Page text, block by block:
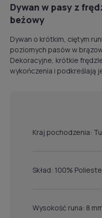
Dywan w pasy z
beżowy
Dywan o krótkim, ciętym
poziomych pasów w
Dekoracyjne, krótkie
wykończenia i podkreślają
Kraj pochodzenia:
Skład: 100%
Wysokość runa: 8